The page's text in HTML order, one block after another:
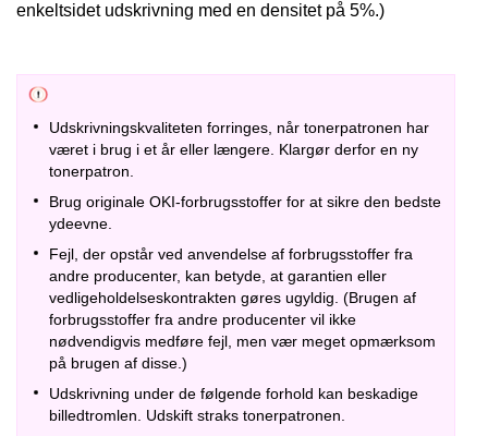
enkeltsidet udskrivning med en densitet på 5%.)
Udskrivningskvaliteten forringes, når tonerpatronen har
været i brug i et år eller længere. Klargør derfor en ny
tonerpatron.
Brug originale OKI-forbrugsstoffer for at sikre den bedste
ydeevne.
Fejl, der opstår ved anvendelse af forbrugsstoffer fra
andre producenter, kan betyde, at garantien eller
vedligeholdelseskontrakten gøres ugyldig. (Brugen af
forbrugsstoffer fra andre producenter vil ikke
nødvendigvis medføre fejl, men vær meget opmærksom
på brugen af disse.)
Udskrivning under de følgende forhold kan beskadige
billedtromlen. Udskift straks tonerpatronen.